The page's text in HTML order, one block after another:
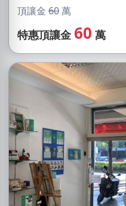
頂讓金 60萬
特惠頂讓金 60 萬